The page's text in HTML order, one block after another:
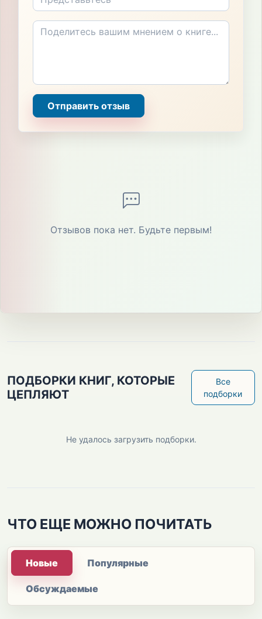
Отправить отзыв
Отзывов пока нет. Будьте первым!
ПОДБОРКИ КНИГ, КОТОРЫЕ
ЦЕПЛЯЮТ
Все
подборки
Не удалось загрузить подборки.
ЧТО ЕЩЕ МОЖНО ПОЧИТАТЬ
Новые Популярные
Обсуждаемые